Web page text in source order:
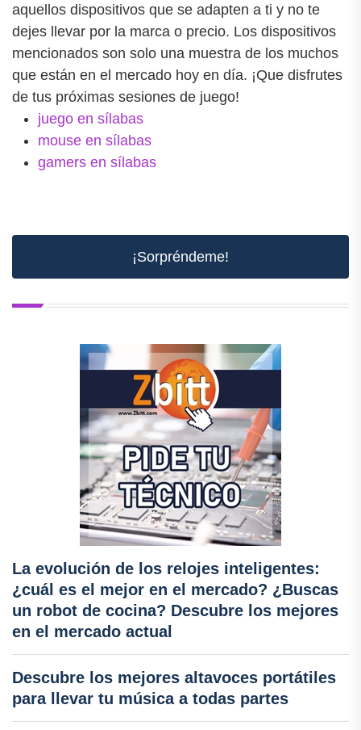
aquellos dispositivos que se adapten a ti y no te
dejes llevar por la marca o precio. Los dispositivos
mencionados son solo una muestra de los muchos
que están en el mercado hoy en día. ¡Que disfrutes
de tus próximas sesiones de juego!
juego en sílabas
mouse en sílabas
gamers en sílabas
¡Sorpréndeme!
La evolución de los relojes inteligentes:
¿cuál es el mejor en el mercado? ¿Buscas
un robot de cocina? Descubre los mejores
en el mercado actual
Descubre los mejores altavoces portátiles
para llevar tu música a todas partes